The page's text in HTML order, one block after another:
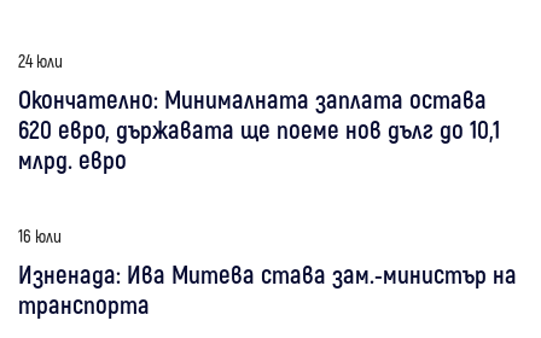
24 юли
Окончателно: Минималната заплата остава
620 евро, държавата ще поеме нов дълг до 10,1
млрд. евро
16 юли
Изненада: Ива Митева става зам.-министър на
транспорта